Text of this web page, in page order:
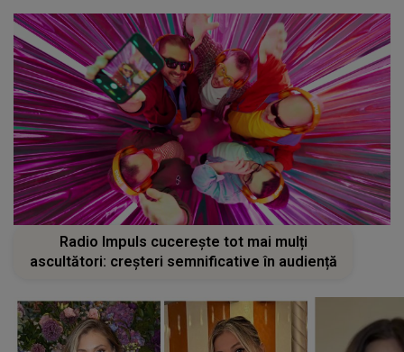
Radio Impuls cucerește tot mai mulți
ascultători: creșteri semnificative în audiență